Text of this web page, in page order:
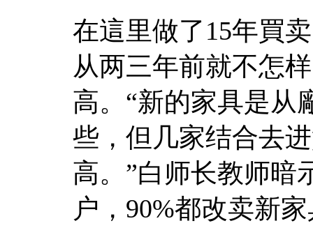
在這里做了15年買
从两三年前就不怎
高。“新的家具是从
些，但几家结合去
高。”白师长教师暗
户，90%都改卖新